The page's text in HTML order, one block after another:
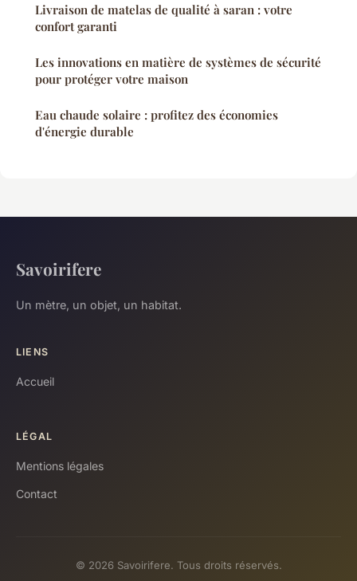
Livraison de matelas de qualité à saran : votre
confort garanti
Les innovations en matière de systèmes de sécurité
pour protéger votre maison
Eau chaude solaire : profitez des économies
d'énergie durable
Savoirifere
Un mètre, un objet, un habitat.
LIENS
Accueil
LÉGAL
Mentions légales
Contact
© 2026 Savoirifere. Tous droits réservés.